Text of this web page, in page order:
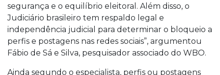
segurança e o equilíbrio eleitoral. Além disso, o
Judiciário brasileiro tem respaldo legal e
independência judicial para determinar o bloqueio a
perfis e postagens nas redes sociais”, argumentou
Fábio de Sá e Silva, pesquisador associado do WBO.
Ainda segundo o especialista, perfis ou postagens